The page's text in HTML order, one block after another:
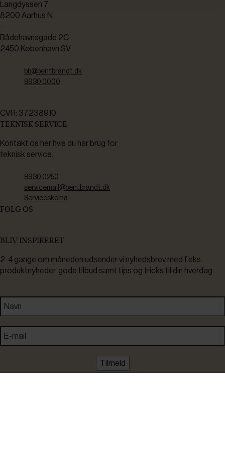
Langdyssen 7
8200 Aarhus N
-
Bådehavnsgade 2C
2450 København SV
bb@bentbrandt.dk
8930 0000
CVR: 37238910
TEKNISK SERVICE
Kontakt os her hvis du har brug for
teknisk service.
8930 0250
servicemail@bentbrandt.dk
Serviceskema
FØLG OS
BLIV INSPIRERET
2-4 gange om måneden udsender vi nyhedsbrev med f.eks.
produktnyheder, gode tilbud samt tips og tricks til din hverdag.
Tilmeld